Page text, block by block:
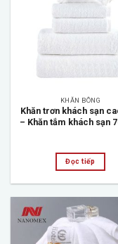
KHĂN BÔNG
Khăn trơn khách sạn
– Khăn tắm khách sạn
Đọc tiếp